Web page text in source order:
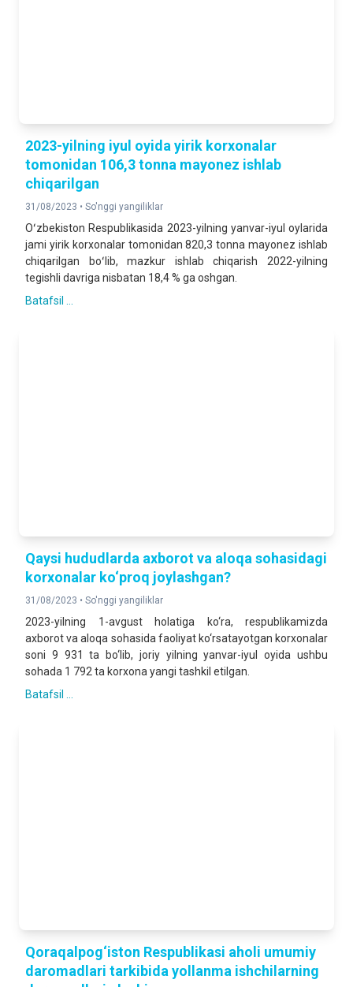
2023-yilning iyul oyida yirik korxonalar
tomonidan 106,3 tonna mayonez ishlab
chiqarilgan
31/08/2023 • So'nggi yangiliklar
Oʻzbekiston Respublikasida 2023-yilning yanvar-iyul oylarida
jami yirik korxonalar tomonidan 820,3 tonna mayonez ishlab
chiqarilgan boʻlib, mazkur ishlab chiqarish 2022-yilning
tegishli davriga nisbatan 18,4 % ga oshgan.
Batafsil ...
Qaysi hududlarda axborot va aloqa sohasidagi
korxonalar ko‘proq joylashgan?
31/08/2023 • So'nggi yangiliklar
2023-yilning 1-avgust holatiga ko‘ra, respublikamizda
axborot va aloqa sohasida faoliyat ko‘rsatayotgan korxonalar
soni 9 931 ta bo‘lib, joriy yilning yanvar-iyul oyida ushbu
sohada 1 792 ta korxona yangi tashkil etilgan.
Batafsil ...
Qoraqalpog‘iston Respublikasi aholi umumiy
daromadlari tarkibida yollanma ishchilarning